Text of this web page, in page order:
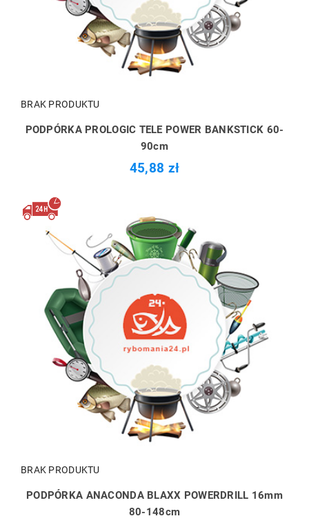
BRAK PRODUKTU
PODPÓRKA PROLOGIC TELE POWER BANKSTICK 60-
90cm
45,88 zł
BRAK PRODUKTU
PODPÓRKA ANACONDA BLAXX POWERDRILL 16mm
80-148cm